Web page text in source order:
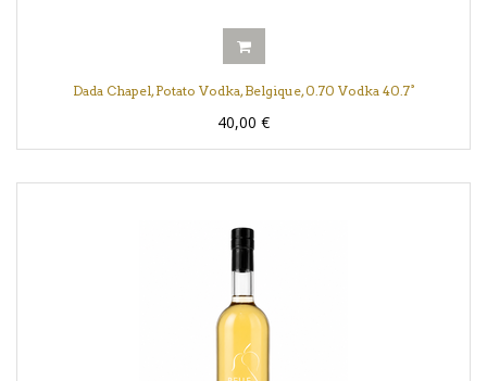
Dada Chapel, Potato Vodka, Belgique, 0.70 Vodka 40.7°
40,00 €